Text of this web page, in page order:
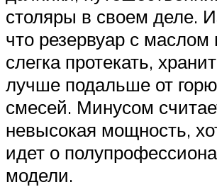
столяры в своем деле.
что резервуар с маслом
слегка протекать,
лучше подальше от
смесей. Минусом
невысокая мощность,
идет о
модели.